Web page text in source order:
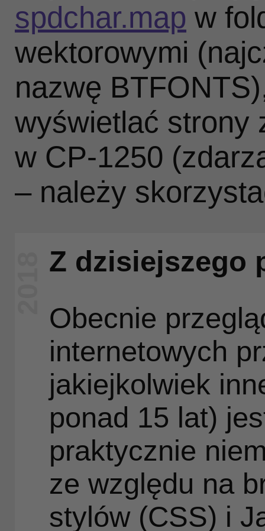
spdchar.map w
wektorowymi
nazwę
wyświetlać strony
w CP‑1250
– należy
Z dzisiejszego
Obecnie
internetowych
jakiejkolwiek
ponad 15 lat)
praktycznie
ze względu na
stylów (CSS) i